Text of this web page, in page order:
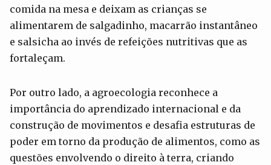
comida na mesa e deixam as crianças se
alimentarem de salgadinho, macarrão instantâneo
e salsicha ao invés de refeições nutritivas que as
fortaleçam.
Por outro lado, a agroecologia reconhece a
importância do aprendizado internacional e da
construção de movimentos e desafia estruturas de
poder em torno da produção de alimentos, como as
questões envolvendo o direito à terra, criando